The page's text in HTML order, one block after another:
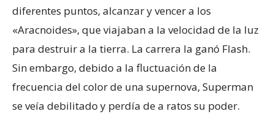
diferentes puntos, alcanzar y vencer a los
«Aracnoides», que viajaban a la velocidad de la luz
para destruir a la tierra. La carrera la ganó Flash.
Sin embargo, debido a la fluctuación de la
frecuencia del color de una supernova, Superman
se veía debilitado y perdía de a ratos su poder.